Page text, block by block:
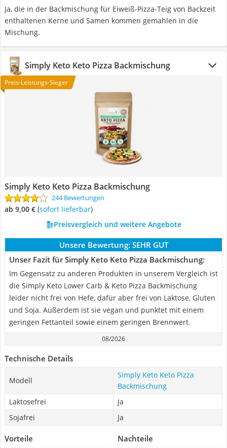
Ja, die in der Backmischung für Eiweiß-Pizza-Teig von Backzeit
enthaltenen Kerne und Samen kommen gemahlen in die
Mischung.
‎Simply Keto Keto Pizza Backmischung
Preis-Leistungs-Sieger
‎Simply Keto Keto Pizza Backmischung
244 Bewertungen
ab 9,00 € ( Sofort lieferbar)
Preisvergleich und weitere Angebote
Unsere Bewertung: SEHR GUT
Unser Fazit für ‎Simply Keto Keto Pizza Backmischung:
Im Gegensatz zu anderen Produkten in unserem Vergleich ist
die Simply Keto Lower Carb & Keto Pizza Backmischung
leider nicht frei von Hefe, dafür aber frei von Laktose, Gluten
und Soja. Außerdem ist sie vegan und punktet mit einem
geringen Fettanteil sowie einem geringen Brennwert.
08/2026
Technische Details
Modell
‎Simply Keto Keto Pizza
Backmischung
Laktosefrei
Ja
Sojafrei
Ja
Vorteile Nachteile